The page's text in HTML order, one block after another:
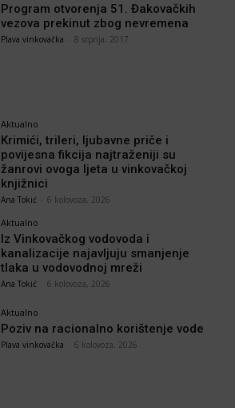
Program otvorenja 51. Đakovačkih
vezova prekinut zbog nevremena
Plava vinkovačka 8 srpnja, 2017
Aktualno
Krimići, trileri, ljubavne priče i
povijesna fikcija najtraženiji su
žanrovi ovoga ljeta u vinkovačkoj
knjižnici
Ana Tokić 6 kolovoza, 2026
Aktualno
Iz Vinkovačkog vodovoda i
kanalizacije najavljuju smanjenje
tlaka u vodovodnoj mreži
Ana Tokić 6 kolovoza, 2026
Aktualno
Poziv na racionalno korištenje vode
Plava vinkovačka 6 kolovoza, 2026